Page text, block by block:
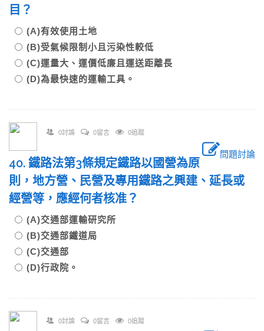
目？
(A)有效使用土地
(B)受氣候限制小且污染性較低
(C)運量大、運價低廉且運送距離長
(D)為最快速的運輸工具。
0討論 0留言 0追蹤
問題討論
40. 鐵路法第3條規定鐵路以國營為原
則，地方營、民營及專用鐵路之興建、延長或
經營等，應經何者核准？
(A)交通部運輸研究所
(B)交通部鐵道局
(C)交通部
(D)行政院。
0討論 0留言 0追蹤